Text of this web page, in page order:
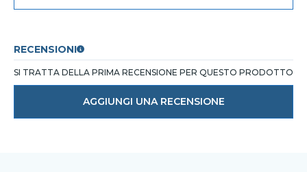
RECENSIONI
SI TRATTA DELLA PRIMA RECENSIONE PER QUESTO PRODOTTO
AGGIUNGI UNA RECENSIONE